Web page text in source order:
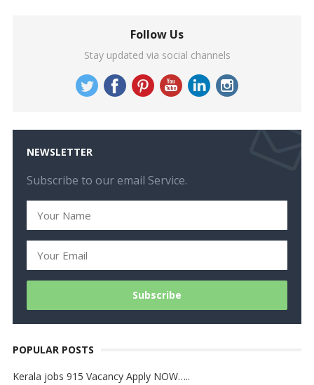
Follow Us
Stay updated via social channels
NEWSLETTER
Subscribe to our email Service.
POPULAR POSTS
Kerala jobs 915 Vacancy Apply NOW…..